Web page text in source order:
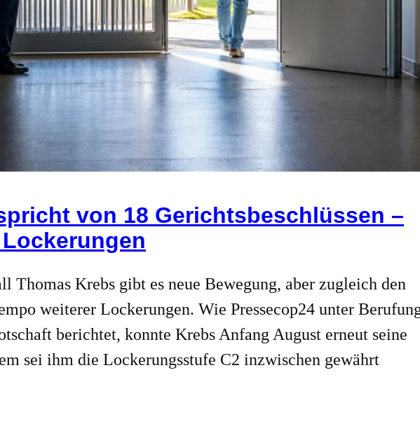
von 18 Gerichtsbeschlüssen –
Thomas Krebs gibt es neue Bewegung, aber zugleich den
weiterer Lockerungen. Wie Pressecop24 unter
berichtet, konnte Krebs Anfang August erneut seine
sei ihm die Lockerungsstufe C2 inzwischen gewährt